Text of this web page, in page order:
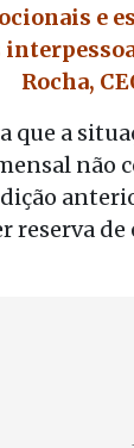
e
Rocha,
que a
não
reserva